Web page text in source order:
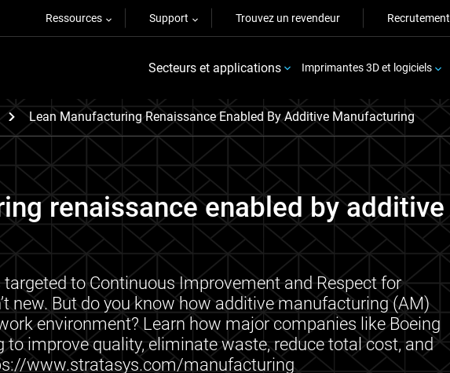
Ressources Support Trouvez un revendeur Recrutement
Secteurs et applications Imprimantes 3D et logiciels
Lean Manufacturing Renaissance Enabled By Additive Manufacturing
renaissance enabled by additive
to Continuous Improvement and Respect for
new. But do you know how additive manufacturing (AM)
environment? Learn how major companies like Boeing
to improve quality, eliminate waste, reduce total cost, and
www.stratasys.com/manufacturing